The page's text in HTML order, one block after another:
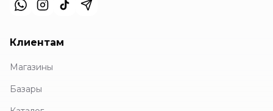
Клиентам
Магазины
Базары